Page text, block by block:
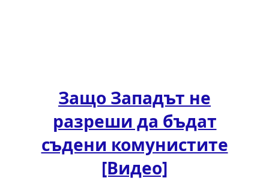
Защо Западът не
разреши да бъдат
съдени комунистите
[Видео]